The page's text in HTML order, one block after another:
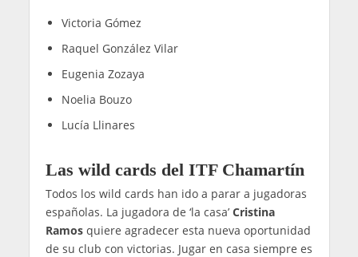
Victoria Gómez
Raquel González Vilar
Eugenia Zozaya
Noelia Bouzo
Lucía Llinares
Las wild cards del ITF Chamartín
Todos los wild cards han ido a parar a jugadoras
españolas. La jugadora de ‘la casa’ Cristina
Ramosquiere agradecer esta nueva oportunidad
de su club con victorias. Jugar en casa siempre es